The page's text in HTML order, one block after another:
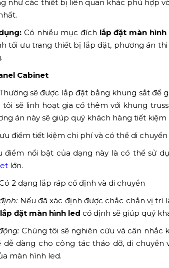
như các thiết bị liên quan khác phù hợp
Có nhiều mục đích lắp đặt màn hình
tối ưu trang thiết bị lắp đặt, phương án
Cabinet
sẽ được lắp đặt bằng khung sắt để
sẽ linh hoạt gia cố thêm với khung
án này sẽ giúp quý khách hàng tiết kiệm
điểm tiết kiệm chi phí và có thể di
điểm nổi bật của dạng này là có thể sử
lớn.
2 dạng lắp ráp cố định và di chuyển
Nếu đã xác định được chắc chắn vị trí
lắp đặt màn hình led cố định sẽ giúp quý
Chúng tôi sẽ nghiên cứu và cân
dễ dàng cho công tác tháo dỡ, di
màn hình led.